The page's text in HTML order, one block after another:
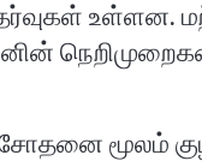
உள்ளன.
மூலம்